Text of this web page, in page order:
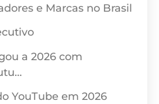
e Marcas no Brasil
a 2026 com
YouTube em 2026